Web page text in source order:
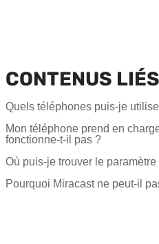
CONTENUS LIÉS
Quels téléphones puis-je
Mon téléphone prend en
fonctionne-t-il pas ?
Où puis-je trouver le
Pourquoi Miracast ne peut-il